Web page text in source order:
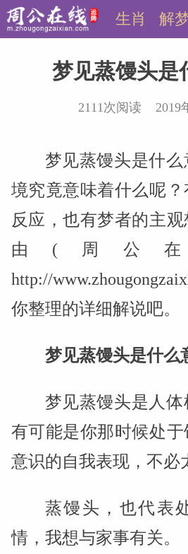
解
生肖
梦见蒸馒头是
2111次阅读 2019
梦见蒸馒头是什
境究竟意味着什么呢？
反应，也有梦者的主
由(周公
http://
你整理的详细解说吧。
梦见蒸馒头是什么
梦见蒸馒头是人
有可能是你那时候处
意识的自我表现，不必
蒸馒头，也代表
情，我想与家事有关。